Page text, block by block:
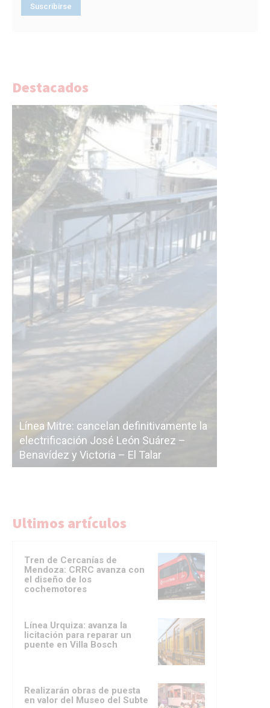
Destacados
Mitre: cancelan definitivamente la
José León Suárez –
y Victoria – El Talar
Ultimos artículos
Tren de Cercanías de
Mendoza: CRRC avanza con
el diseño de los
cochemotores
Línea Urquiza: avanza la
licitación para reparar un
puente en Villa Bosch
Realizarán obras de puesta
en valor del Museo del Subte